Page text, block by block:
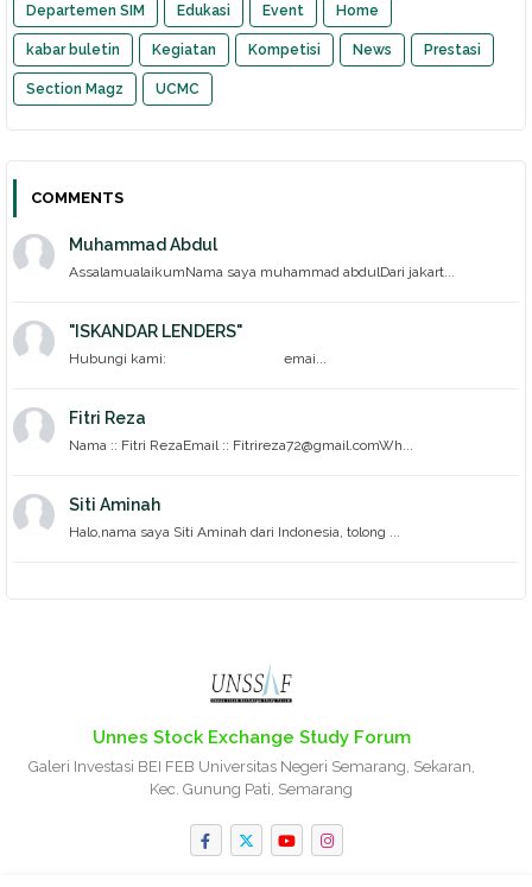
Departemen SIM Edukasi Event Home
kabar buletin Kegiatan Kompetisi News Prestasi
Section Magz UCMC
COMMENTS
Muhammad Abdul
AssalamualaikumNama saya muhammad abdulDari jakart...
"ISKANDAR LENDERS"
Hubungi kami: emai...
Fitri Reza
Nama :: Fitri RezaEmail :: Fitrireza72@gmail.comWh...
Siti Aminah
Halo,nama saya Siti Aminah dari Indonesia, tolong ...
Unnes Stock Exchange Study Forum
Galeri Investasi BEI FEB Universitas Negeri Semarang, Sekaran,
Kec. Gunung Pati, Semarang